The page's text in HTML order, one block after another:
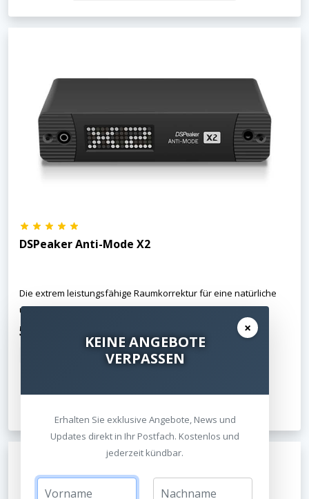
DSPeaker Anti-Mode X2
Die extrem leistungsfähige Raumkorrektur für eine natürliche
und ausgewogene Klangsignatur!
574,00 €
Kostenloser Versand
Jetzt ansehen
×
KEINE ANGEBOTE
VERPASSEN
Erhalten Sie exklusive Angebote, News und
Updates direkt in Ihr Postfach. Kostenlos und
jederzeit kündbar.